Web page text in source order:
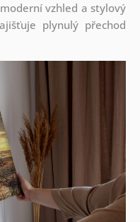
vzhled a stylový
plynulý přechod